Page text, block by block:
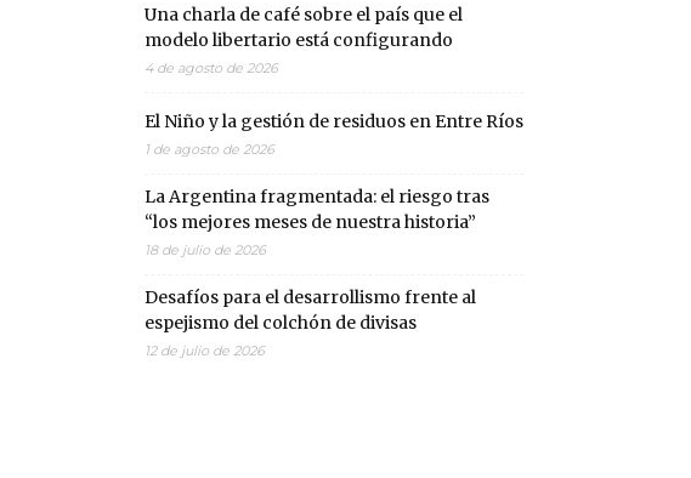
Una charla de café sobre el país que el
modelo libertario está configurando
4 de agosto de 2026
El Niño y la gestión de residuos en Entre Ríos
1 de agosto de 2026
La Argentina fragmentada: el riesgo tras
“los mejores meses de nuestra historia”
18 de julio de 2026
Desafíos para el desarrollismo frente al
espejismo del colchón de divisas
12 de julio de 2026